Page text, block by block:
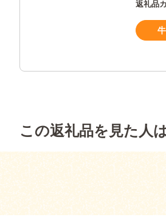
返礼品
この返礼品を見た人